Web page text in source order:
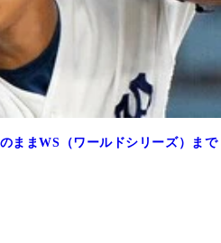
ままWS（ワールドシリーズ）まで